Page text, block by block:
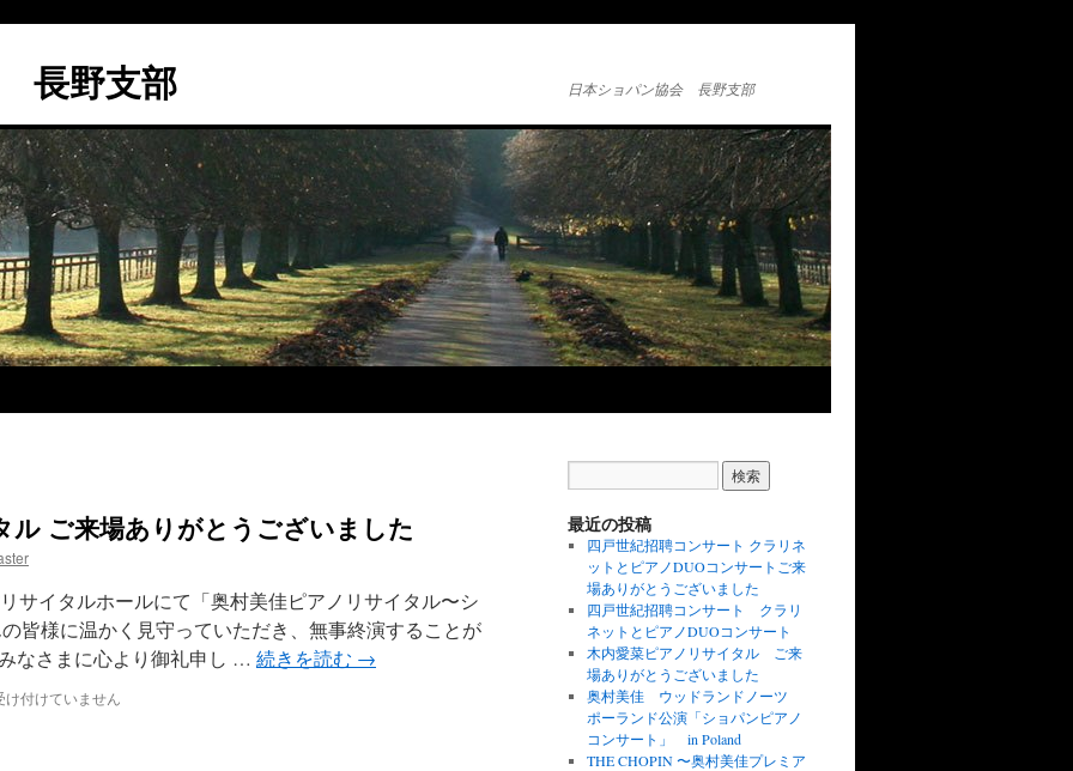
長野支部 日本ショパン協会 長野支部
ル ご来場ありがとうございました
サイタルホールにて「奥村美佳ピアノリサイタル〜シ
皆様に温かく見守っていただき、無事終演することが
なさまに心より御礼申し … 続きを読む →
け付けていません
最近の投稿
四戸世紀招聘コンサート クラリネ
ットとピアノDUOコンサートご来
場ありがとうございました
四戸世紀招聘コンサート クラリ
ネットとピアノDUOコンサート
木内愛菜ピアノリサイタル ご来
場ありがとうございました
奥村美佳 ウッドランドノーツ
ポーランド公演「ショパンピアノ
コンサート」 in Poland
THE CHOPIN 〜奥村美佳プレミア